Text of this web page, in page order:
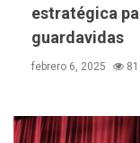
estratégica
guardavidas
febrero 6, 2025